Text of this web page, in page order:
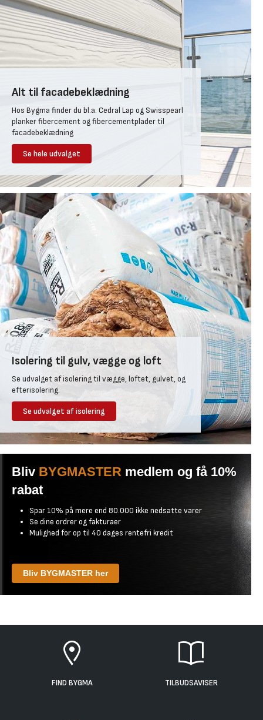
Alt til facadebeklædning
Hos Bygma finder du bl.a. Cedral Lap og Swisspearl
planker fibercement og fibercementplader til
facadebeklædning
Se hele udvalget
Isolering til gulv, vægge og loft
Se udvalget af isolering til vægge, loftet, gulvet, og
efterisolering.
Se udvalget af isolering
Bliv BYGMASTER medlem og få 10%
rabat
Spar 10% på mere end 80.000 ikke nedsatte varer
Se dine ordrer og fakturaer
Mulighed for op til 40 dages rentefri kredit
Bliv BYGMASTER her
FIND BYGMA TILBUDSAVISER